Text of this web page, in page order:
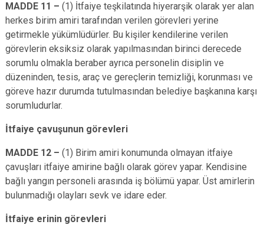
MADDE 11 – (1) İtfaiye teşkilatında hiyerarşik olarak yer alan
herkes birim amiri tarafından verilen görevleri yerine
getirmekle yükümlüdürler. Bu kişiler kendilerine verilen
görevlerin eksiksiz olarak yapılmasından birinci derecede
sorumlu olmakla beraber ayrıca personelin disiplin ve
düzeninden, tesis, araç ve gereçlerin temizliği, korunması ve
göreve hazır durumda tutulmasından belediye başkanına karşı
sorumludurlar.
İtfaiye çavuşunun görevleri
MADDE 12 – (1) Birim amiri konumunda olmayan itfaiye
çavuşları itfaiye amirine bağlı olarak görev yapar. Kendisine
bağlı yangın personeli arasında iş bölümü yapar. Üst amirlerin
bulunmadığı olayları sevk ve idare eder.
İtfaiye erinin görevleri